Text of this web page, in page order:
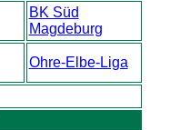
BK Süd
Magdeburg
Ohre-Elbe-Liga